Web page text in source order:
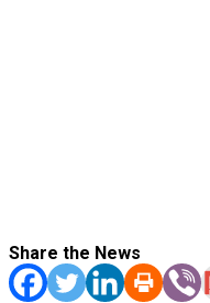
Share the News